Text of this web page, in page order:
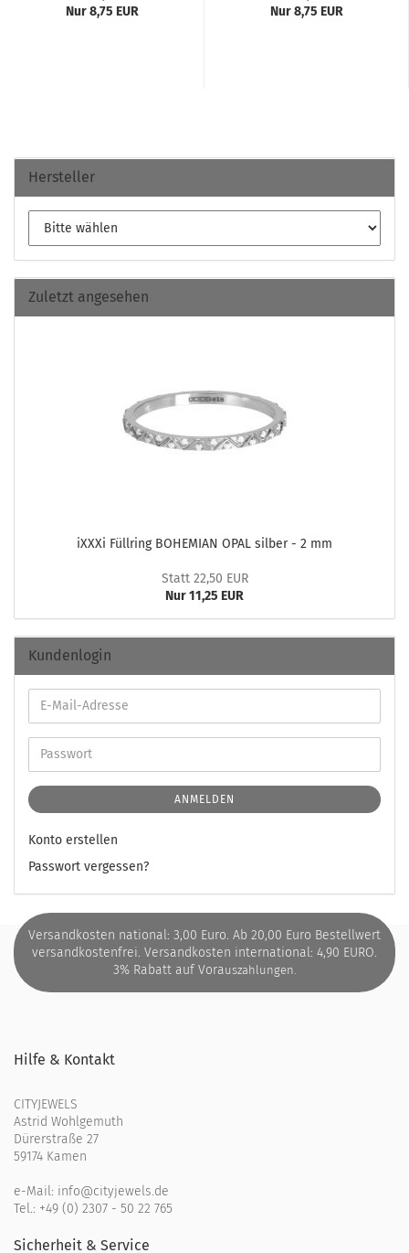
Nur 8,75 EUR
Nur 8,75 EUR
Hersteller
Zuletzt angesehen
iXXXi Füll­ring BO­HEMI­AN OPAL sil­ber - 2 mm
Statt 22,50 EUR
Nur 11,25 EUR
Kundenlogin
ANMELDEN
Konto erstellen
Passwort vergessen?
Versandkosten national: 3,00 Euro. Ab 20,00 Euro Bestellwert
versandkostenfrei. Versandkosten international: 4,90 EURO.
3% Rabatt auf Vorauszahlungen.
Hilfe & Kontakt
CITYJEWELS
Astrid Wohlgemuth
Dürerstraße 27
59174 Kamen
e-Mail: info@cityjewels.de
Tel.: +49 (0) 2307 - 50 22 765
Sicherheit & Service